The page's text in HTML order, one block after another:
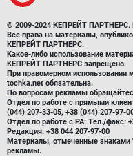
© 2009-2024 КЕПРЕЙТ ПАРТНЕРС.
Все права на материалы,
КЕПРЕЙТ ПАРТНЕРС.
Какое-либо использование
КЕПРЕЙТ ПАРТНЕРС запрещено.
При правомерном использовании
tochka.net обязательна.
По вопросам рекламы
Отдел по работе с прямыми
(044) 207-33-05, +38 (044) 207-97-
Отдел по работе с РА: Тел./факс:
Редакция: +38 044 207-97-00
Материалы, отмеченные знаками
рекламы.